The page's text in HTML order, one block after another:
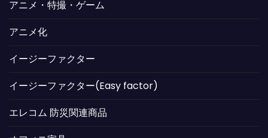
アニメ・特撮・ゲーム
アニメ化
イージーファクター
イージーファクター(Easy factor)
エレコム 防災関連商品